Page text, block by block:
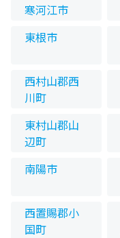
寒河江市
東根市
西村山郡西
川町
東村山郡山
辺町
南陽市
西置賜郡小
国町